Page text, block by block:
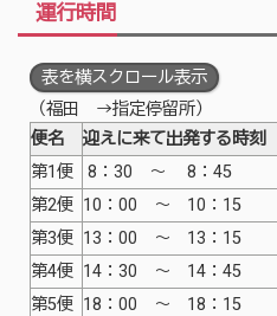
運行時間
表を横スクロール表示
（福田 → 指定停留所）
便名
迎えに来て出発する時刻
第1便
8：30 ～ 8：45
第2便 10：00 ～ 10：15
第3便 13：00 ～ 13：15
第4便 14：30 ～ 14：45
第5便 18：00 ～ 18：15